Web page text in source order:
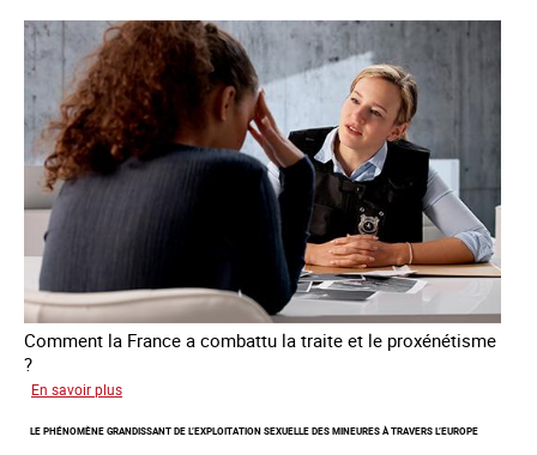
et
l’autonomie
des
personnes
victimes
traite
Comment la France a combattu la traite et le proxénétisme
?
En savoir plus
regard
LE PHÉNOMÈNE GRANDISSANT DE L’EXPLOITATION SEXUELLE DES MINEURES À TRAVERS L’EUROPE